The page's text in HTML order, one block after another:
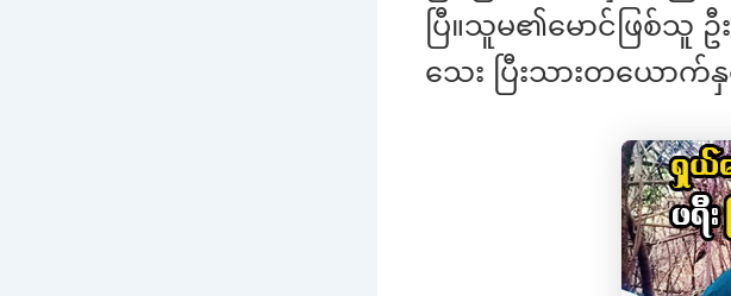
ပြီ။သူမ၏မောင်ဖြစ်သူ
သေး ပြီးသားတယော